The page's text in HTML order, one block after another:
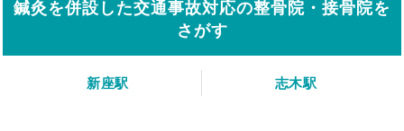
鍼灸を併設した交通事故対応の整骨院・接骨院を
さがす
新座駅 志木駅